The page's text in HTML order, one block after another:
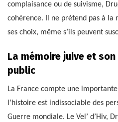
complaisance ou de suivisme,
cohérence. Il ne prétend pas à la
ses choix, même s’ils peuvent
La mémoire juive et
public
La France compte une
l’histoire est indissociable des
Guerre mondiale. Le Vel’ d’Hiv,